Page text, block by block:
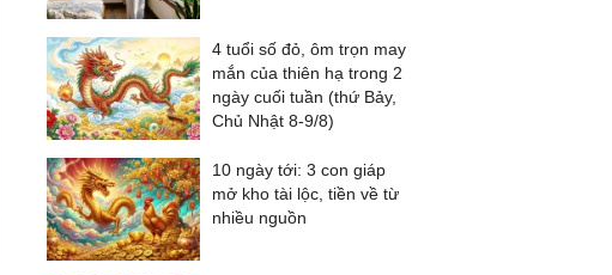
4 tuổi số đỏ, ôm trọn may
mắn của thiên hạ trong 2
ngày cuối tuần (thứ Bảy,
Chủ Nhật 8-9/8)
10 ngày tới: 3 con giáp
mở kho tài lộc, tiền về từ
nhiều nguồn